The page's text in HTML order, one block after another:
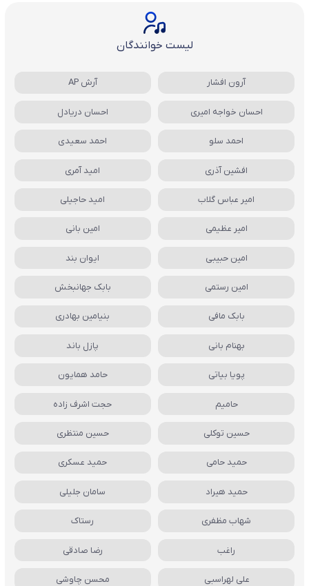
لیست خوانندگان
آرون افشار آرش AP
احسان خواجه امیری احسان دریادل
احمد سلو احمد سعیدی
افشین آذری امید آمری
امیر عباس گلاب امید حاجیلی
امیر عظیمی امین بانی
امین حبیبی ایوان بند
امین رستمی بابک جهانبخش
بابک مافی بنیامین بهادری
بهنام بانی پازل باند
پویا بیاتی حامد همایون
حامیم حجت اشرف زاده
حسین توکلی حسین منتظری
حمید حامی حمید عسکری
حمید هیراد سامان جلیلی
شهاب مظفری رستاک
راغب رضا صادقی
علی لهراسبی محسن چاوشی